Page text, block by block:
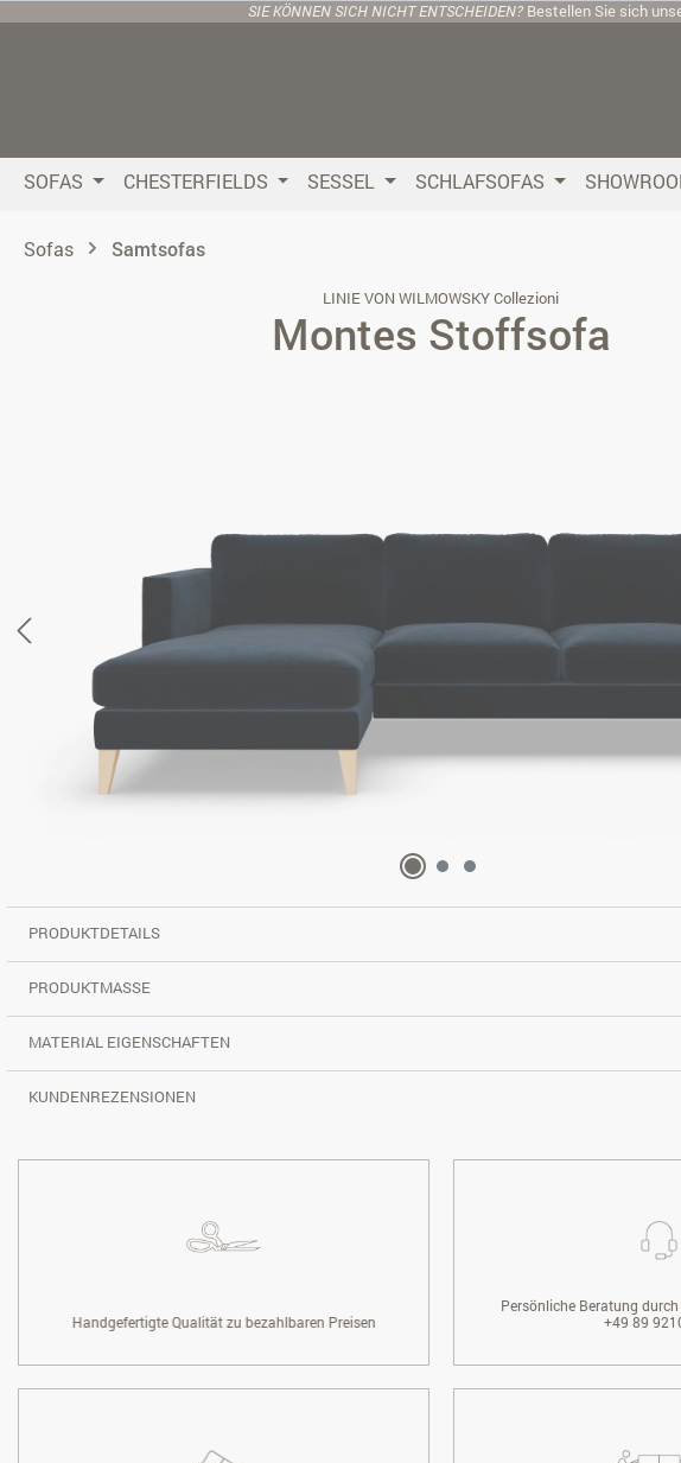
Hauptinhalt springen
Zur Suche springen
Zur Hauptnavigation springen
SIE KÖNNEN SICH NICHT ENTSCHEIDEN? Bestellen Sie sich
SOFAS CHESTERFIELDS SESSEL SCHLAFSOFAS
Sofas Samtsofas
LINIE VON WILMOWSKY Collezioni
Montes Stoffsofa
PRODUKTDETAILS
PRODUKTMASSE
MATERIAL EIGENSCHAFTEN
KUNDENREZENSIONEN
Handgefertigte Qualität zu bezahlbaren Preisen
Persönliche Beratung
+49 89